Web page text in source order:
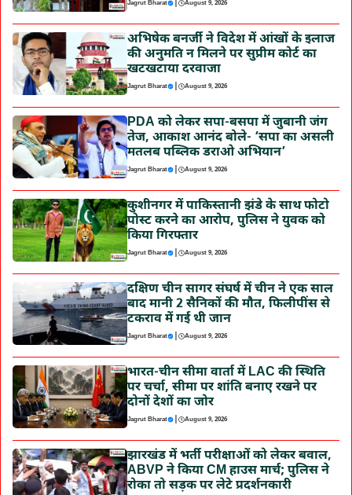
Jagrut Bharat | August 9, 2026
अभिषेक बनर्जी ने विदेश में आंखों के इलाज
की अनुमति न मिलने पर सुप्रीम कोर्ट का
खटखटाया दरवाजा
Jagrut Bharat | August 9, 2026
PDA को लेकर सपा-बसपा में जुबानी जंग
तेज, आकाश आनंद बोले- ‘सपा का असली
मतलब पब्लिक डराओ अभियान’
Jagrut Bharat | August 9, 2026
कुशीनगर में पाकिस्तानी झंडे के साथ फोटो
पोस्ट करने का आरोप, पुलिस ने युवक को
किया गिरफ्तार
Jagrut Bharat | August 9, 2026
दक्षिण चीन सागर संघर्ष में चीन ने एक साल
बाद मानी 2 सैनिकों की मौत, फिलीपींस से
टकराव में गई थी जान
Jagrut Bharat | August 9, 2026
भारत-चीन सीमा वार्ता में LAC की स्थिति
पर चर्चा, सीमा पर शांति बनाए रखने पर
दोनों देशों का जोर
Jagrut Bharat | August 9, 2026
झारखंड में भर्ती परीक्षाओं को लेकर बवाल,
ABVP ने किया CM हाउस मार्च; पुलिस ने
रोका तो सड़क पर लेटे प्रदर्शनकारी